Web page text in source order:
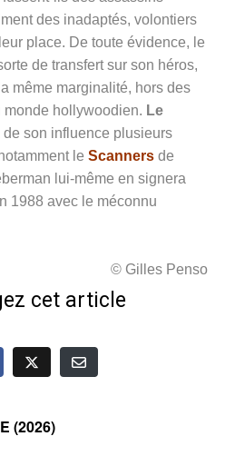
des inadaptés, volontiers
place. De toute évidence, le
de transfert sur son héros,
même marginalité, hors des
hollywoodien. Le
de son influence plusieurs
le Scanners de
lui-même en signera
1988 avec le méconnu
© Gilles Penso
cet article
(2026)